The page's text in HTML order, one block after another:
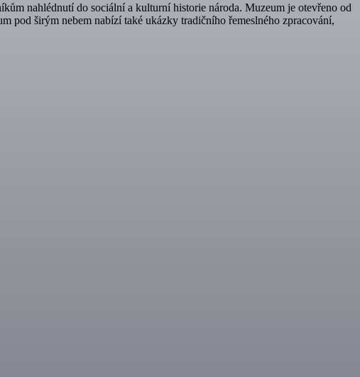
nahlédnutí do sociální a kulturní historie národa. Muzeum je otevřeno od
pod širým nebem nabízí také ukázky tradičního řemeslného zpracování,